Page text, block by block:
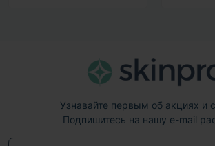
Узнавайте первым об акциях и
Подпишитесь на нашу e-mail